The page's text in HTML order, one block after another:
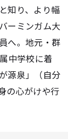
知り、より幅
ーミンガム大
へ。地元・群
中学校に着
源泉」（自分
の心がけや行